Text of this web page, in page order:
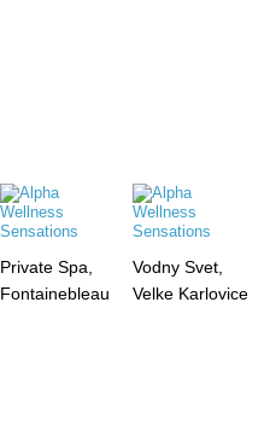
Private Spa,
Fontainebleau
Vodny Svet,
Velke Karlovice